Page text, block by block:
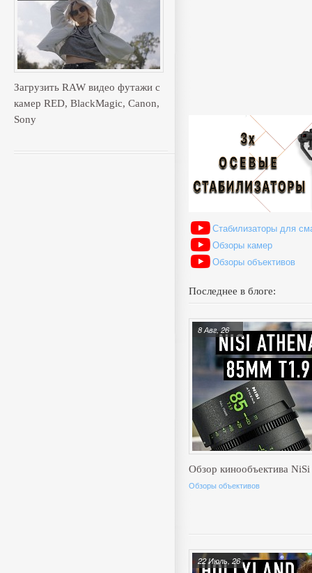
Загрузить RAW видео футажи с
камер RED, BlackMagic, Canon,
Sony
Стабилизаторы для
Обзоры камер
Обзоры объективов
Последнее в блоге:
Обзор кинообъектива
Обзоры объективов
8 Авг, 26
22 Июль, 26